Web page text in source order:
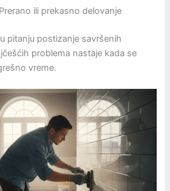
ili prekasno delovanje
pitanju postizanje savršenih
problema nastaje kada se
vreme.